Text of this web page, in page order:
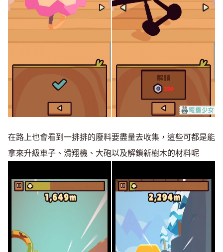
在路上也會看到一排排的廢料要盡量去收集，這些可都是能
拿來升級車子、滑翔機、大砲以及解鎖新樹木的材料呢